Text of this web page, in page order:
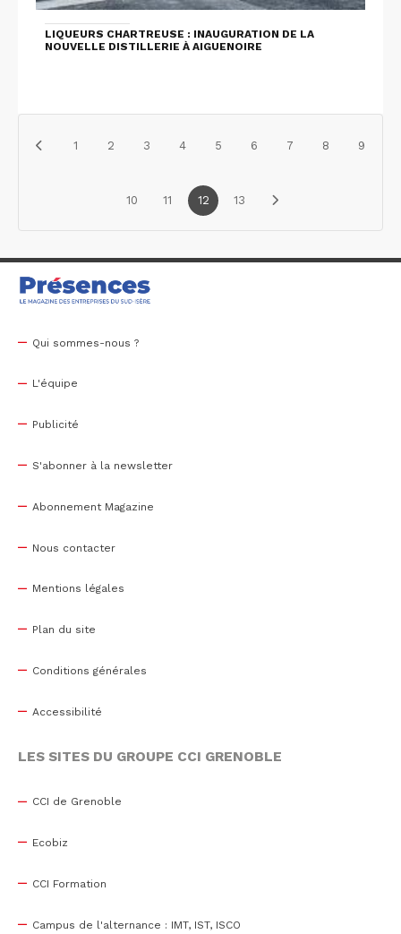
LIQUEURS CHARTREUSE : INAUGURATION DE LA
NOUVELLE DISTILLERIE À AIGUENOIRE
1 2 3 4 5 6 7 8 9
10 11 12 13
Qui sommes-nous ?
L'équipe
Publicité
S'abonner à la newsletter
Abonnement Magazine
Nous contacter
Mentions légales
Plan du site
Conditions générales
Accessibilité
LES SITES DU GROUPE CCI GRENOBLE
CCI de Grenoble
Ecobiz
CCI Formation
Campus de l'alternance : IMT, IST, ISCO